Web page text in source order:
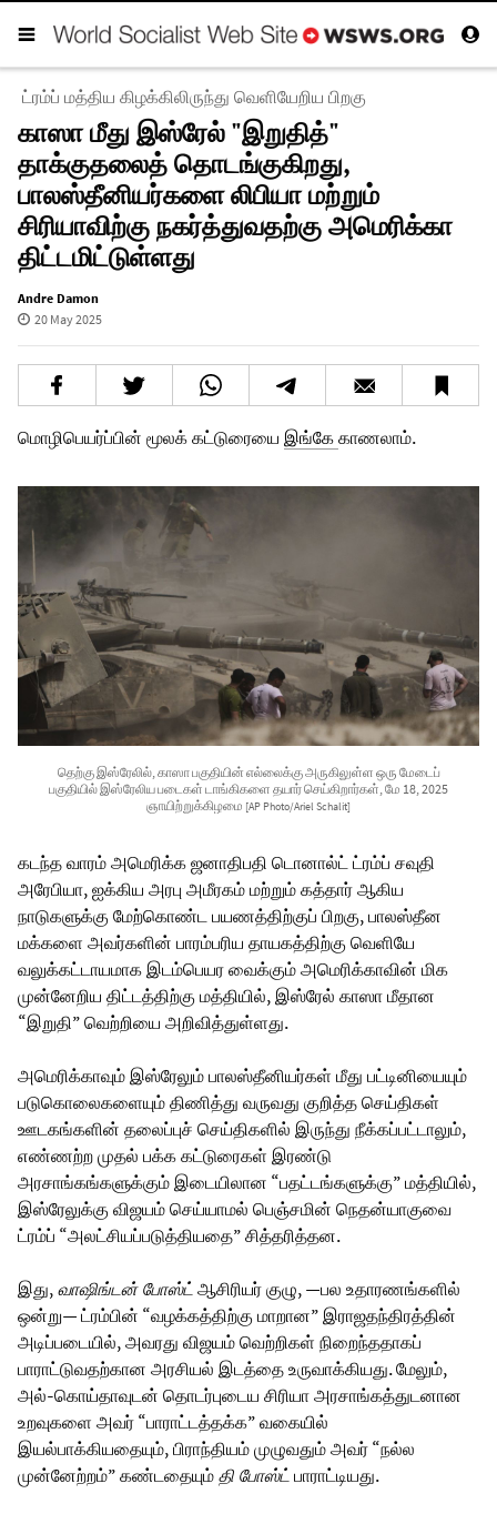
ட்ரம்ப் மத்திய கிழக்கிலிருந்து வெளியேறிய பிறகு
காஸா மீது இஸ்ரேல் "இறுதித்"
தாக்குதலைத் தொடங்குகிறது,
பாலஸ்தீனியர்களை லிபியா மற்றும்
சிரியாவிற்கு நகர்த்துவதற்கு அமெரிக்கா
திட்டமிட்டுள்ளது
Andre Damon
20 May 2025
மொழிபெயர்ப்பின் மூலக் கட்டுரையை இங்கேகாணலாம்.
தெற்கு இஸ்ரேலில், காஸா பகுதியின் எல்லைக்கு அருகிலுள்ள ஒரு மேடைப்
பகுதியில் இஸ்ரேலிய படைகள் டாங்கிகளை தயார் செய்கிறார்கள், மே 18, 2025
ஞாயிற்றுக்கிழமை [AP Photo/Ariel Schalit]
கடந்த வாரம் அமெரிக்க ஜனாதிபதி டொனால்ட் ட்ரம்ப் சவுதி
அரேபியா, ஐக்கிய அரபு அமீரகம் மற்றும் கத்தார் ஆகிய
நாடுகளுக்கு மேற்கொண்ட பயணத்திற்குப் பிறகு, பாலஸ்தீன
மக்களை அவர்களின் பாரம்பரிய தாயகத்திற்கு வெளியே
வலுக்கட்டாயமாக இடம்பெயர வைக்கும் அமெரிக்காவின் மிக
முன்னேறிய திட்டத்திற்கு மத்தியில், இஸ்ரேல் காஸா மீதான
“இறுதி” வெற்றியை அறிவித்துள்ளது.
அமெரிக்காவும் இஸ்ரேலும் பாலஸ்தீனியர்கள் மீது பட்டினியையும்
படுகொலைகளையும் திணித்து வருவது குறித்த செய்திகள்
ஊடகங்களின் தலைப்புச் செய்திகளில் இருந்து நீக்கப்பட்டாலும்,
எண்ணற்ற முதல் பக்க கட்டுரைகள் இரண்டு
அரசாங்கங்களுக்கும் இடையிலான “பதட்டங்களுக்கு” மத்தியில்,
இஸ்ரேலுக்கு விஜயம் செய்யாமல் பெஞ்சமின் நெதன்யாகுவை
ட்ரம்ப் “அலட்சியப்படுத்தியதை” சித்தரித்தன.
இது,வாஷிங்டன் போஸ்ட்ஆசிரியர் குழு, —பல உதாரணங்களில்
ஒன்று— ட்ரம்பின் “வழக்கத்திற்கு மாறான” இராஜதந்திரத்தின்
அடிப்படையில், அவரது விஜயம் வெற்றிகள் நிறைந்ததாகப்
பாராட்டுவதற்கான அரசியல் இடத்தை உருவாக்கியது. மேலும்,
அல்-கொய்தாவுடன் தொடர்புடைய சிரியா அரசாங்கத்துடனான
உறவுகளை அவர் “பாராட்டத்தக்க” வகையில்
இயல்பாக்கியதையும், பிராந்தியம் முழுவதும் அவர் “நல்ல
முன்னேற்றம்” கண்டதையும்தி போஸ்ட்பாராட்டியது.